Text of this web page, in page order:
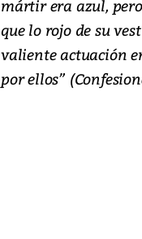
mártir era azul,
que lo rojo de su
valiente actuación
por ellos”